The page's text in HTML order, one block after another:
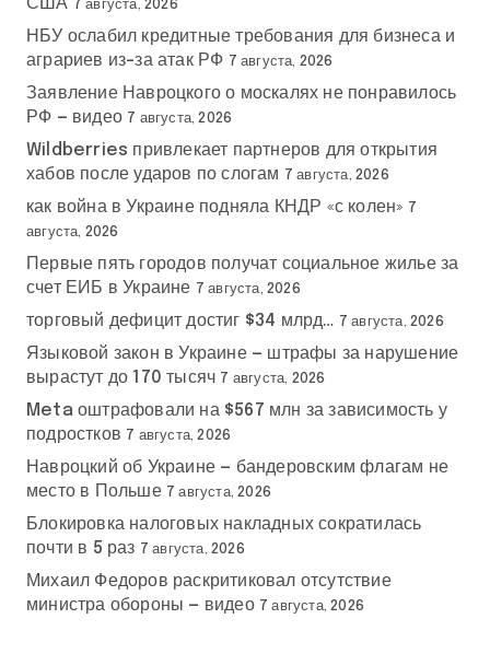
7 августа, 2026
НБУ ослабил кредитные требования для бизнеса и
аграриев из-за атак РФ 7 августа, 2026
Заявление Навроцкого о москалях не понравилось
РФ — видео 7 августа, 2026
Wildberries привлекает партнеров для открытия
хабов после ударов по слогам 7 августа, 2026
как война в Украине подняла КНДР «с колен» 7
августа, 2026
Первые пять городов получат социальное жилье за
счет ЕИБ в Украине 7 августа, 2026
торговый дефицит достиг $34 млрд… 7 августа, 2026
Языковой закон в Украине — штрафы за нарушение
вырастут до 170 тысяч 7 августа, 2026
Meta оштрафовали на $567 млн за зависимость у
подростков 7 августа, 2026
Навроцкий об Украине — бандеровским флагам не
место в Польше 7 августа, 2026
Блокировка налоговых накладных сократилась
почти в 5 раз 7 августа, 2026
Михаил Федоров раскритиковал отсутствие
министра обороны — видео 7 августа, 2026